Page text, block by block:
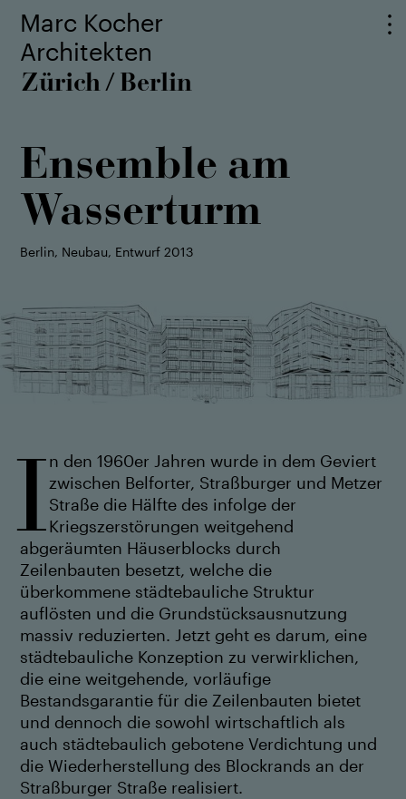
Marc Kocher
Architekten
Zürich/ Berlin
Ensemble am
Wasser­turm
Berlin, Neubau, Entwurf 2013
In den 1960er Jahren wurde in dem Geviert
zwischen Belforter, Straßburger und Metzer
Straße die Hälfte des infolge der
Kriegszerstörungen weitgehend
abgeräumten Häuserblocks durch
Zeilenbauten besetzt, welche die
überkommene städtebauliche Struktur
auflösten und die Grundstücksausnutzung
massiv reduzierten. Jetzt geht es darum, eine
städtebauliche Konzeption zu verwirklichen,
die eine weitgehende, vorläufige
Bestandsgarantie für die Zeilenbauten bietet
und dennoch die sowohl wirtschaftlich als
auch städtebaulich gebotene Verdichtung und
die Wiederherstellung des Blockrands an der
Straßburger Straße realisiert.